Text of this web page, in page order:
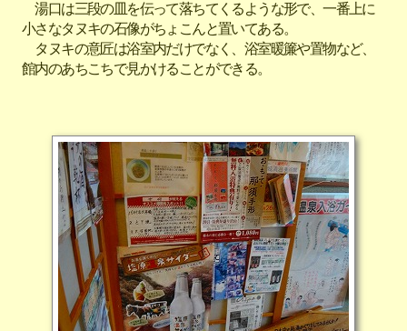
湯口は三段の皿を伝って落ちてくるような形で、一番上に
小さなタヌキの石像がちょこんと置いてある。
タヌキの意匠は浴室内だけでなく、浴室暖簾や置物など、
館内のあちこちで見かけることができる。